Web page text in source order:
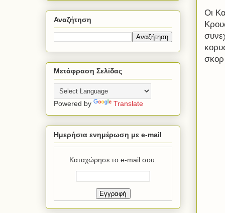
Οι
Αναζήτηση
Μετάφραση Σελίδας
Powered by Translate
Ημερήσια ενημέρωση με e-mail
Καταχώρησε το e-mail σου: